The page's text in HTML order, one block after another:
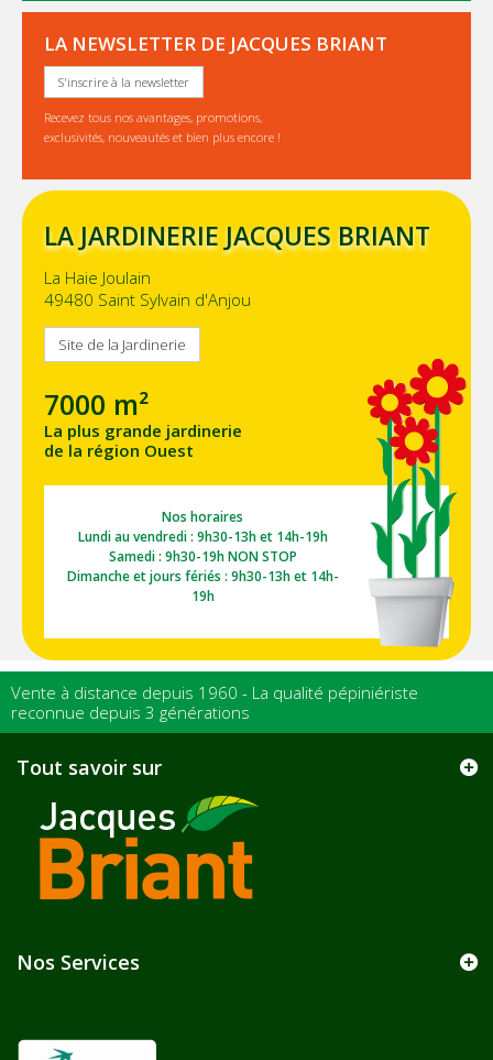
LA NEWSLETTER DE JACQUES BRIANT
S'inscrire à la newsletter
Recevez tous nos avantages, promotions,
exclusivités, nouveautés et bien plus encore !
LA JARDINERIE JACQUES BRIANT
La Haie Joulain
49480 Saint Sylvain d'Anjou
Site de la Jardinerie
7000 m²
La plus grande jardinerie
de la région Ouest
Nos horaires
Lundi au vendredi : 9h30-13h et 14h-19h
Samedi : 9h30-19h NON STOP
Dimanche et jours fériés : 9h30-13h et 14h-
19h
Vente à distance depuis 1960 - La qualité pépiniériste
reconnue depuis 3 générations
Tout savoir sur
Nos Services